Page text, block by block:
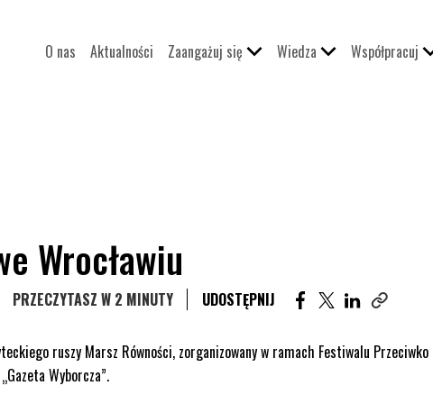
O nas Aktualności Zaangażuj się Wiedza Współpracuj
Wrocławiu
PRZECZYTASZ W 2 MINUTY UDOSTĘPNIJ UDOSTĘPNIJ
UDOSTĘPNIJ
ruszy Marsz Równości, zorganizowany w ramach Festiwalu Przeciwko
Wyborcza”.